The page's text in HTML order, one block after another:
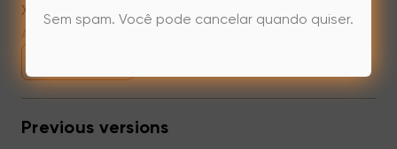
XPPenMac_3.4.15_240313
Previous versions
Sem spam. Você pode cancelar quando quiser.